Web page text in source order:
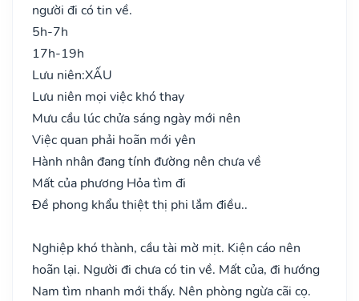
người đi có tin về.
5h-7h
17h-19h
Lưu niên:XẤU
Lưu niên mọi việc khó thay
Mưu cầu lúc chửa sáng ngày mới nên
Việc quan phải hoãn mới yên
Hành nhân đang tính đường nên chưa về
Mất của phương Hỏa tìm đi
Đề phong khẩu thiệt thị phi lắm điều..
Nghiệp khó thành, cầu tài mờ mịt. Kiện cáo nên
hoãn lại. Người đi chưa có tin về. Mất của, đi hướng
Nam tìm nhanh mới thấy. Nên phòng ngừa cãi cọ.